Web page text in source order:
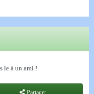
le à un ami !